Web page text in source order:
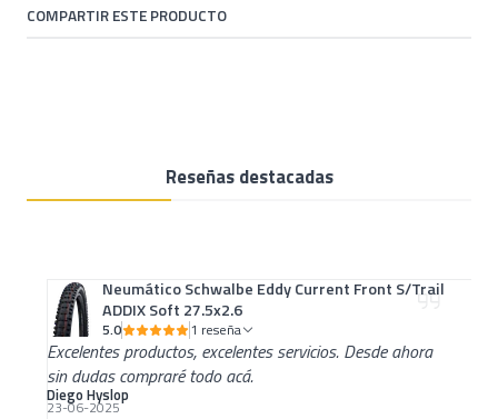
COMPARTIR ESTE PRODUCTO
Reseñas destacadas
Neumático Schwalbe Eddy Current Front S/Trail
ADDIX Soft 27.5x2.6
5.0 1 reseña
Excelentes productos, excelentes servicios. Desde ahora
sin dudas compraré todo acá.
Diego Hyslop
23-06-2025